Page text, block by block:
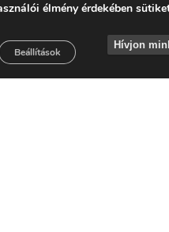
gördülékenyen,
élmény érdekében
Beállítások
Hívjon